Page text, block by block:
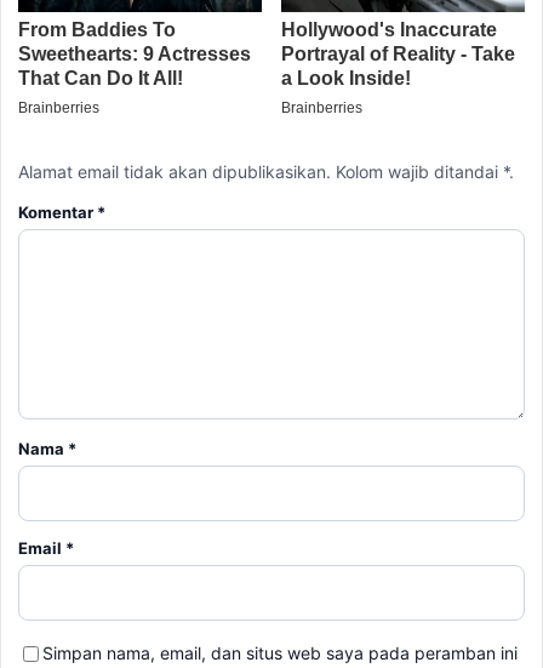
Alamat email tidak akan dipublikasikan. Kolom wajib ditandai *.
Komentar *
Nama *
Email *
Simpan nama, email, dan situs web saya pada peramban ini